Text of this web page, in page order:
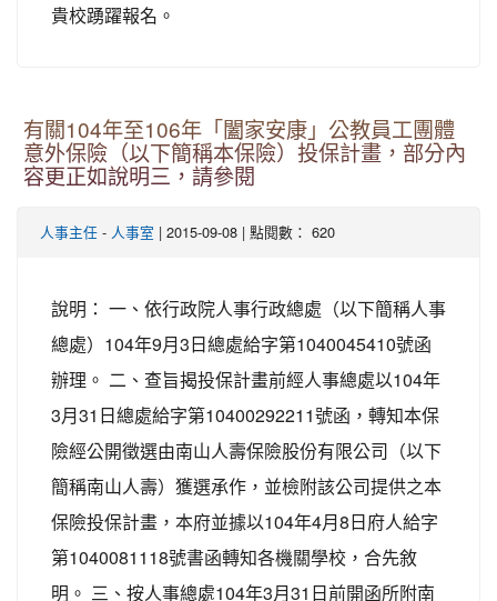
貴校踴躍報名。
有關104年至106年「闔家安康」公教員工團體
意外保險（以下簡稱本保險）投保計畫，部分內
容更正如說明三，請參閱
人事主任 - 人事室 | 2015-09-08 | 點閱數： 620
說明： 一、依行政院人事行政總處（以下簡稱人事
總處）104年9月3日總處給字第1040045410號函
辦理。 二、查旨揭投保計畫前經人事總處以104年
3月31日總處給字第10400292211號函，轉知本保
險經公開徵選由南山人壽保險股份有限公司（以下
簡稱南山人壽）獲選承作，並檢附該公司提供之本
保險投保計畫，本府並據以104年4月8日府人給字
第1040081118號書函轉知各機關學校，合先敘
明。 三、按人事總處104年3月31日前開函所附南